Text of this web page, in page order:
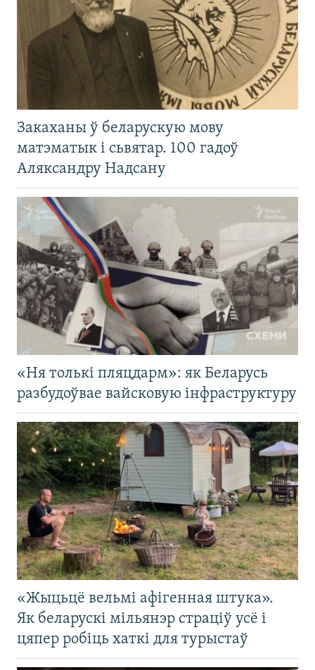
Закаханы ў беларускую мову
матэматык і сьвятар. 100 гадоў
Аляксандру Надсану
«Ня толькі пляцдарм»: як Беларусь
разбудоўвае вайсковую інфраструктуру
«Жыцьцё вельмі афігенная штука».
Як беларускі мільянэр страціў усё і
цяпер робіць хаткі для турыстаў